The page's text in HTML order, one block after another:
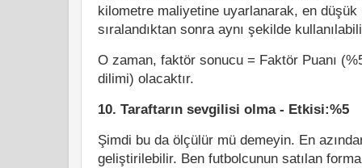
kilometre maliyetine uyarlanarak, en
sıralandıktan sonra aynı şekilde
O zaman, faktör sonucu = Faktör Puanı
dilimi) olacaktır.
10. Taraftarın sevgilisi olma - Etkisi:%5
Şimdi bu da ölçülür mü demeyin. En
geliştirilebilir. Ben futbolcunun satılan forma